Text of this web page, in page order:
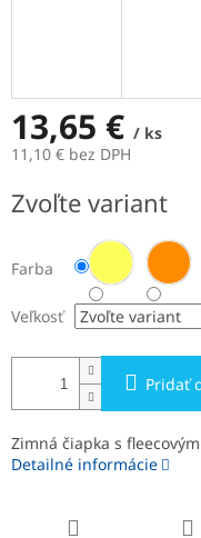
13,65 € / ks
11,10 € bez DPH
cena:
Zvoľte variant
Farba
Veľkosť
Pridať
Zimná čiapka s
Detailné informácie